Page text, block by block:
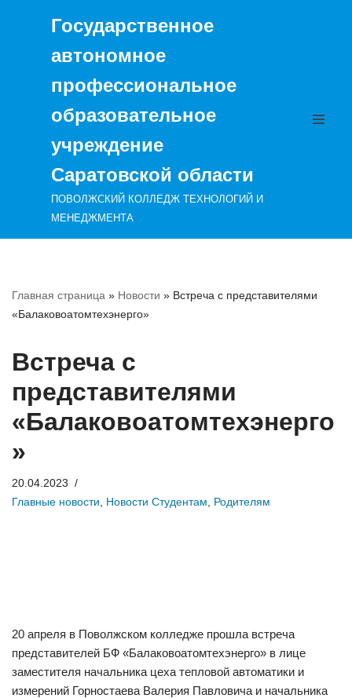
содержимому
Государственное
автономное
профессиональное
образовательное
учреждение
Саратовской области
ПОВОЛЖСКИЙ КОЛЛЕДЖ ТЕХНОЛОГИЙ И
МЕНЕДЖМЕНТА
Главная страница » Новости » Встреча с представителями
«Балаковоатомтехэнерго»
Встреча с
представителями
«Балаковоатомтехэнерго
»
20.04.2023
Главные новости, Новости Студентам, Родителям
20 апреля в Поволжском колледже прошла встреча
представителей БФ «Балаковоатомтехэнерго» в лице
заместителя начальника цеха тепловой автоматики и
измерений Горностаева Валерия Павловича и начальника